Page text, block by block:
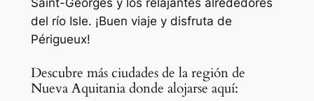
del río Isle. ¡Buen viaje y disfruta de
Périgueux!
Descubre más ciudades de la región de
Nueva Aquitania donde alojarse aquí: